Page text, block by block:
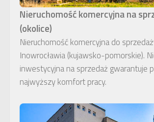
Nieruchomość komercyjna na
(okolice)
Nieruchomość komercyjna do
Inowrocławia (kujawsko-pomorskie).
inwestycyjna na sprzedaż gwarantuje
najwyższy komfort pracy.